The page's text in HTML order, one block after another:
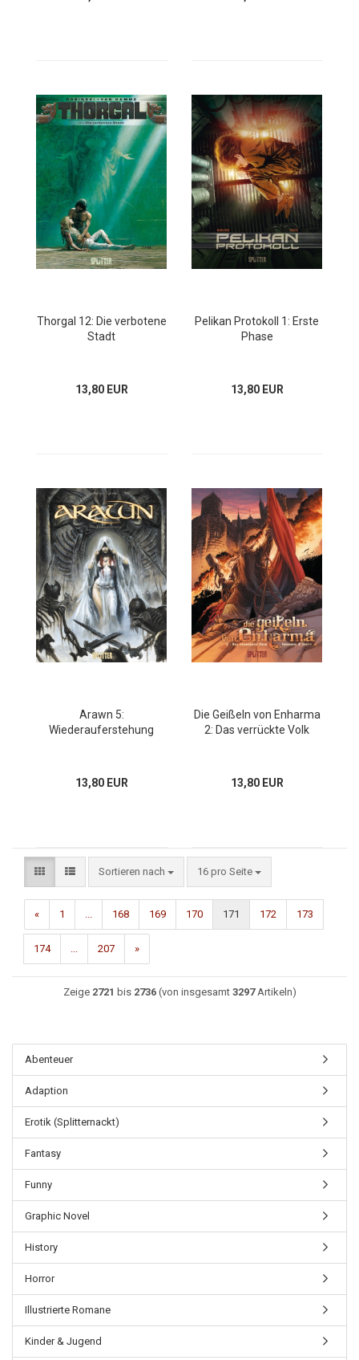
Thorgal 12: Die verbotene
Stadt
13,80 EUR
Pelikan Protokoll 1: Erste
Phase
13,80 EUR
Arawn 5:
Wiederauferstehung
13,80 EUR
Die Geißeln von Enharma
2: Das verrückte Volk
13,80 EUR
Sortieren nach 16 pro Seite
« 1 ... 168 169 170 171 172 173
174 ... 207 »
Zeige 2721 bis 2736(von insgesamt 3297Artikeln)
Abenteuer
Adaption
Erotik (Splitternackt)
Fantasy
Funny
Graphic Novel
History
Horror
Illustrierte Romane
Kinder & Jugend